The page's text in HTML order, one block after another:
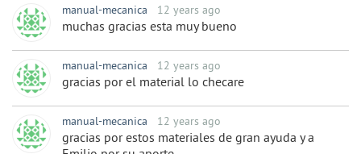
manual-mecanica 12 years ago
muchas gracias esta muy bueno
manual-mecanica 12 years ago
gracias por el material lo checare
manual-mecanica 12 years ago
gracias por estos materiales de gran ayuda y a